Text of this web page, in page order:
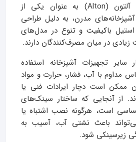
سینک‌های ظرفشویی آلتون (Alton) به عنوان یکی از
آشپزخانه‌های مدرن، به دلیل طراحی
استیل باکیفیت و تنوع در مدل‌های
زیادی در میان مصرف‌کنندگان دارند.
تجهیزات آشپزخانه استفاده
مداوم با آب، فشار، حرارت و مواد
ممکن است دچار ایرادات فنی یا
از آنجایی که ساختار سینک‌های
است، هرگونه نصب اشتباه یا
باعث نشتی آب، آسیب به
زیرسینکی شود.